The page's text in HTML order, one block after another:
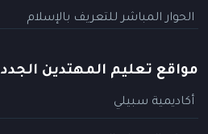
الحوار المباشر للتعريف بالإسلام
مواقع تعليم المهتدين الجدد
أكاديمية سبيلي